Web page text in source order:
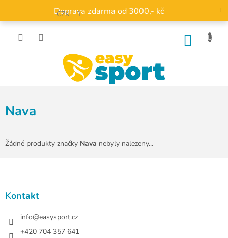
obsah
Doprava zdarma od 3000,- kč
CZK
Nava
Žádné produkty značky Nava nebyly nalezeny...
Kontakt
info@easysport.cz
+420 704 357 641